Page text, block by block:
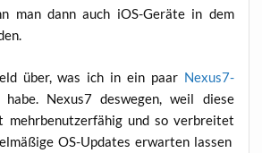
man dann auch iOS-Gerä­te in dem
über, was ich in ein paar Nexus7-
Nexus7 des­we­gen, weil die­se
mehr­be­nut­zer­fä­hig und so ver­brei­tet
OS-Updates erwar­ten las­sen